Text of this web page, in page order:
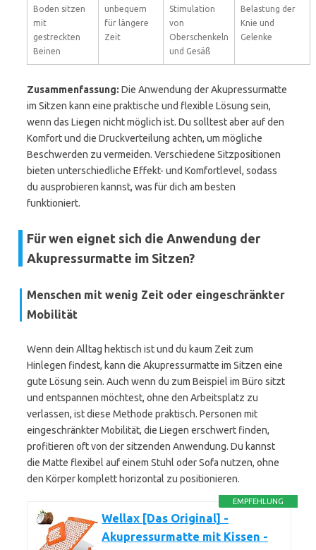
Boden sitzen
mit
gestreckten
Beinen
unbequem
für längere
Zeit
Stimulation
von
Oberschenkeln
und Gesäß
Belastung der
Knie und
Gelenke
Zusammenfassung: Die Anwendung der Akupressurmatte
im Sitzen kann eine praktische und flexible Lösung sein,
wenn das Liegen nicht möglich ist. Du solltest aber auf den
Komfort und die Druckverteilung achten, um mögliche
Beschwerden zu vermeiden. Verschiedene Sitzpositionen
bieten unterschiedliche Effekt- und Komfortlevel, sodass
du ausprobieren kannst, was für dich am besten
funktioniert.
Für wen eignet sich die Anwendung der
Akupressurmatte im Sitzen?
Menschen mit wenig Zeit oder eingeschränkter
Mobilität
Wenn dein Alltag hektisch ist und du kaum Zeit zum
Hinlegen findest, kann die Akupressurmatte im Sitzen eine
gute Lösung sein. Auch wenn du zum Beispiel im Büro sitzt
und entspannen möchtest, ohne den Arbeitsplatz zu
verlassen, ist diese Methode praktisch. Personen mit
eingeschränkter Mobilität, die Liegen erschwert finden,
profitieren oft von der sitzenden Anwendung. Du kannst
die Matte flexibel auf einem Stuhl oder Sofa nutzen, ohne
den Körper komplett horizontal zu positionieren.
EMPFEHLUNG
Wellax [Das Original] -
Akupressurmatte mit Kissen -